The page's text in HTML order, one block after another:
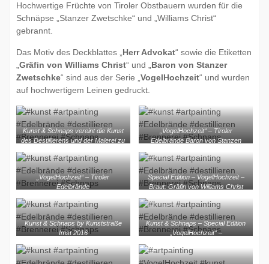
Hochwertige Früchte von Tiroler Obstbauern wurden für die
Schnäpse „Stanzer Zwetschke“ und „Williams Christ“
gebrannt.
Das Motiv des Deckblattes „ Herr Advokat“ sowie die Etiketten
Gräfin von Williams Christ“ und „ Baron von Stanzer
Zwetschke“ sind aus der Serie „ VogelHochzeit“ und wurden
auf hochwertigem Leinen gedruckt.
Kunst & Schnaps vereint die Kunst
des Destillierens und der Malerei zu
„VogelHochzeit“ – Tiroler
Edelbrände Baron von Stanzen
„VogelHochzeit“ – Tiroler
Edelbrände
Special Edition – VogelHochzeit –
Braut: Gräfin von Williams Christ
Kunst & Schnaps by Kunststraße
Imst 2016
Kunst & Schnaps – Special Edition
„VogelHochzeit“ –